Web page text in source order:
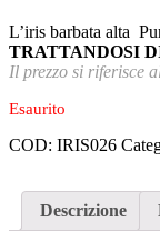
L’iris barbata alta
TRATTANDOSI
Il prezzo si riferisce
Esaurito
COD: IRIS026
Descrizione